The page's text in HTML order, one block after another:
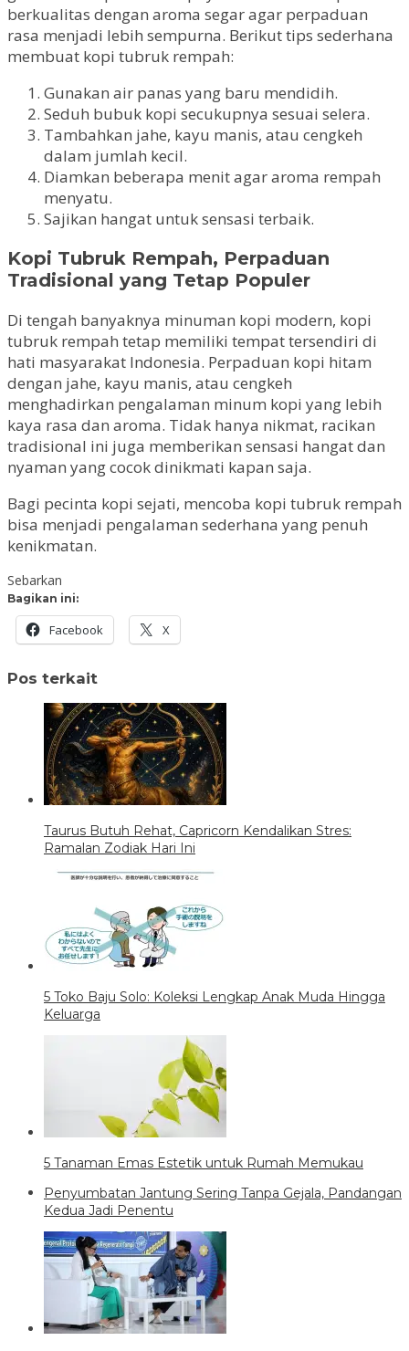
berkualitas dengan aroma segar agar perpaduan
rasa menjadi lebih sempurna. Berikut tips sederhana
membuat kopi tubruk rempah:
Gunakan air panas yang baru mendidih.
Seduh bubuk kopi secukupnya sesuai selera.
Tambahkan jahe, kayu manis, atau cengkeh
dalam jumlah kecil.
Diamkan beberapa menit agar aroma rempah
menyatu.
Sajikan hangat untuk sensasi terbaik.
Kopi Tubruk Rempah, Perpaduan
Tradisional yang Tetap Populer
Di tengah banyaknya minuman kopi modern, kopi
tubruk rempah tetap memiliki tempat tersendiri di
hati masyarakat Indonesia. Perpaduan kopi hitam
dengan jahe, kayu manis, atau cengkeh
menghadirkan pengalaman minum kopi yang lebih
kaya rasa dan aroma. Tidak hanya nikmat, racikan
tradisional ini juga memberikan sensasi hangat dan
nyaman yang cocok dinikmati kapan saja.
Bagi pecinta kopi sejati, mencoba kopi tubruk rempah
bisa menjadi pengalaman sederhana yang penuh
kenikmatan.
Sebarkan
Bagikan ini:
Facebook X
Pos terkait
Taurus Butuh Rehat, Capricorn Kendalikan Stres:
Ramalan Zodiak Hari Ini
5 Toko Baju Solo: Koleksi Lengkap Anak Muda Hingga
Keluarga
5 Tanaman Emas Estetik untuk Rumah Memukau
Penyumbatan Jantung Sering Tanpa Gejala, Pandangan
Kedua Jadi Penentu